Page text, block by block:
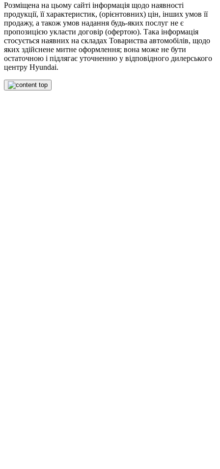
Розміщена на цьому сайті інформація щодо наявності
продукції, її характеристик, (орієнтовних) цін, інших умов її
продажу, а також умов надання будь-яких послуг не є
пропозицією укласти договір (офертою). Така інформація
стосується наявних на складах Товариства автомобілів, щодо
яких здійснене митне оформлення; вона може не бути
остаточною і підлягає уточненню у відповідного дилерського
центру Hyundai.